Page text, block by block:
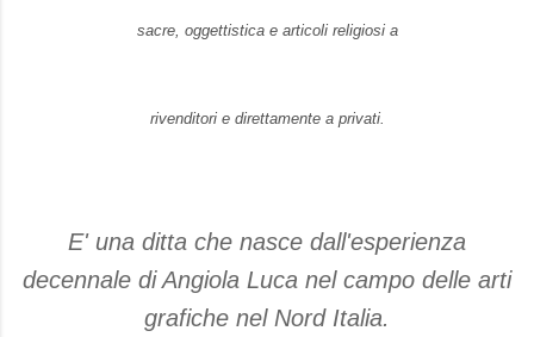
sacre, oggettistica e articoli religiosi a
rivenditori e direttamente a privati.
E' una ditta che nasce dall'esperienza
decennale di Angiola Luca nel campo delle arti
grafiche nel Nord Italia.